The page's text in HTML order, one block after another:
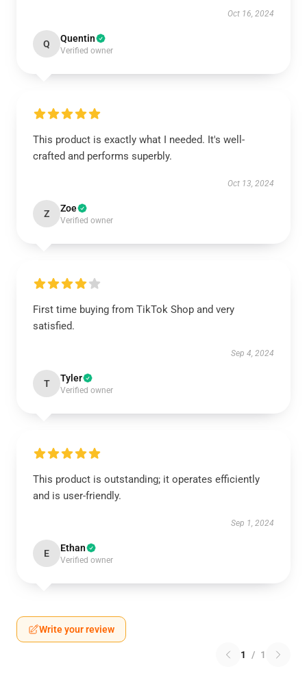
Oct 16, 2024
Q Quentin
Verified owner
This product is exactly what I needed. It's well-
crafted and performs superbly.
Oct 13, 2024
Z Zoe
Verified owner
First time buying from TikTok Shop and very
satisfied.
Sep 4, 2024
T Tyler
Verified owner
This product is outstanding; it operates efficiently
and is user-friendly.
Sep 1, 2024
E Ethan
Verified owner
Write your review
1 / 1